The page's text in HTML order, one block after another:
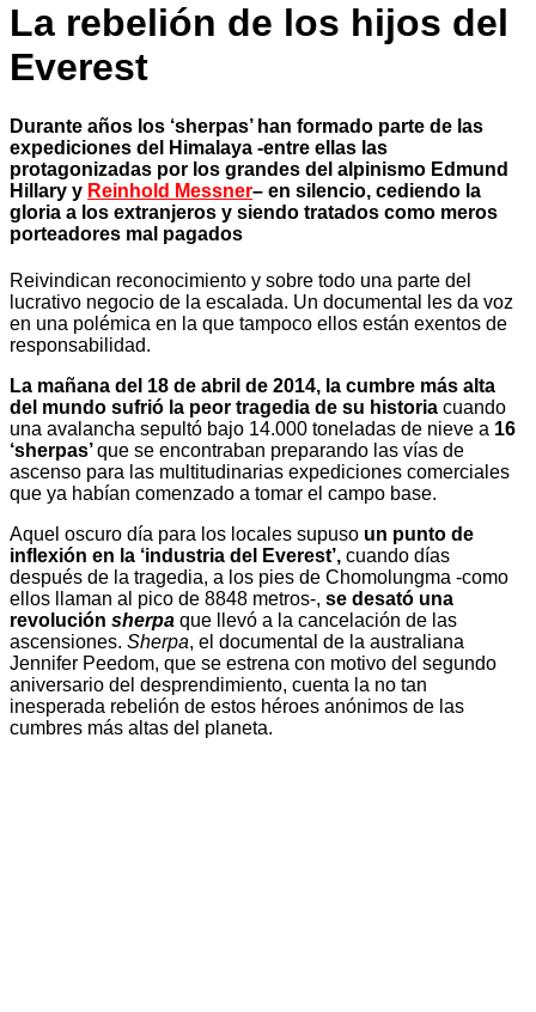
La rebelión de los hijos del
Everest
Durante años los ‘sherpas’ han formado parte de las
expediciones del Himalaya -entre ellas las
protagonizadas por los grandes del alpinismo Edmund
Hillary y Reinhold Messner– en silencio, cediendo la
gloria a los extranjeros y siendo tratados como meros
porteadores mal pagados
Reivindican reconocimiento y sobre todo una parte del
lucrativo negocio de la escalada. Un documental les da voz
en una polémica en la que tampoco ellos están exentos de
responsabilidad.
La mañana del 18 de abril de 2014, la cumbre más alta
del mundo sufrió la peor tragedia de su historia cuando
una avalancha sepultó bajo 14.000 toneladas de nieve a 16
‘sherpas’que se encontraban preparando las vías de
ascenso para las multitudinarias expediciones comerciales
que ya habían comenzado a tomar el campo base.
Aquel oscuro día para los locales supuso un punto de
inflexión en la ‘industria del Everest’, cuando días
después de la tragedia, a los pies de Chomolungma -como
ellos llaman al pico de 8848 metros-, se desató una
revolución sherpa que llevó a la cancelación de las
ascensiones. Sherpa, el documental de la australiana
Jennifer Peedom, que se estrena con motivo del segundo
aniversario del desprendimiento, cuenta la no tan
inesperada rebelión de estos héroes anónimos de las
cumbres más altas del planeta.